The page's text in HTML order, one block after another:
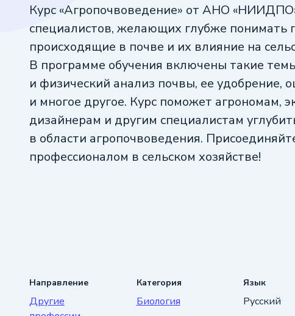
Курс «Агропочвоведение» от АНО
специалистов, желающих глубже понимать
происходящие в почве и их влияние на
В программе обучения включены такие
и физический анализ почвы, ее удобрение,
и многое другое. Курс поможет агрономам,
дизайнерам и другим специалистам
в области агропочвоведения.
профессионалом в сельском хозяйстве!
Направление
Другие
Категория
Биология
Язык
Русский